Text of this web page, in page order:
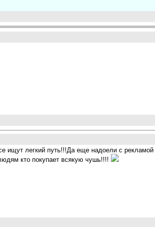
ищут легкий путь!!!Да еще надоели с
кто покупает всякую чушь!!!!